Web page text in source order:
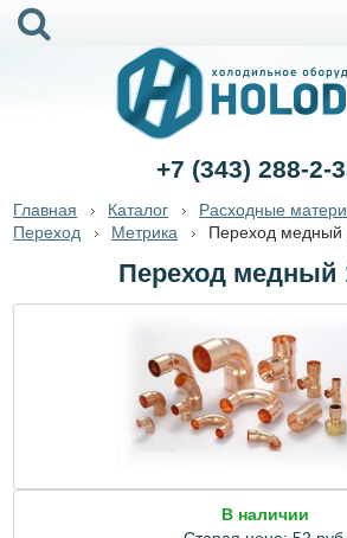
+7 (343) 288-2-
Главная Каталог Расходные
Переход
Метрика Переход медный
Переход медный
В наличии